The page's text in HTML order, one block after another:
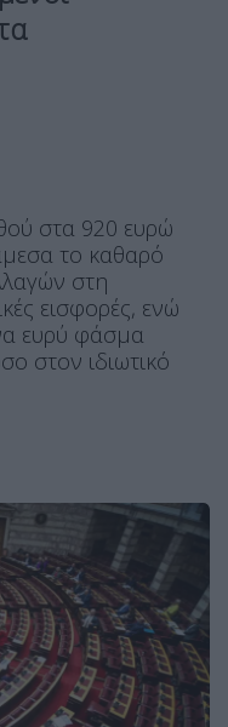
στα 920 ευρώ
το καθαρό
στη
εισφορές, ενώ
ευρύ φάσμα
στον ιδιωτικό